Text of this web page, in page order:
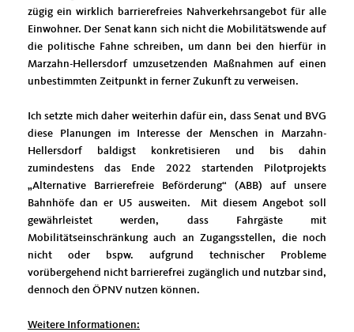
zügig ein wirklich barrierefreies Nahverkehrsangebot für alle
Einwohner. Der Senat kann sich nicht die Mobilitätswende auf
die politische Fahne schreiben, um dann bei den hierfür in
Marzahn-Hellersdorf umzusetzenden Maßnahmen auf einen
unbestimmten Zeitpunkt in ferner Zukunft zu verweisen.
Ich setzte mich daher weiterhin dafür ein, dass Senat und BVG
diese Planungen im Interesse der Menschen in Marzahn-
Hellersdorf baldigst konkretisieren und bis dahin
zumindestens das Ende 2022 startenden Pilotprojekts
Alternative Barrierefreie Beförderung“ (ABB) auf unsere
Bahnhöfe dan er U5 ausweiten. Mit diesem Angebot soll
gewährleistet werden, dass Fahrgäste mit
Mobilitätseinschränkung auch an Zugangsstellen, die noch
nicht oder bspw. aufgrund technischer Probleme
vorübergehend nicht barrierefrei zugänglich und nutzbar sind,
dennoch den ÖPNV nutzen können.
Weitere Informationen: